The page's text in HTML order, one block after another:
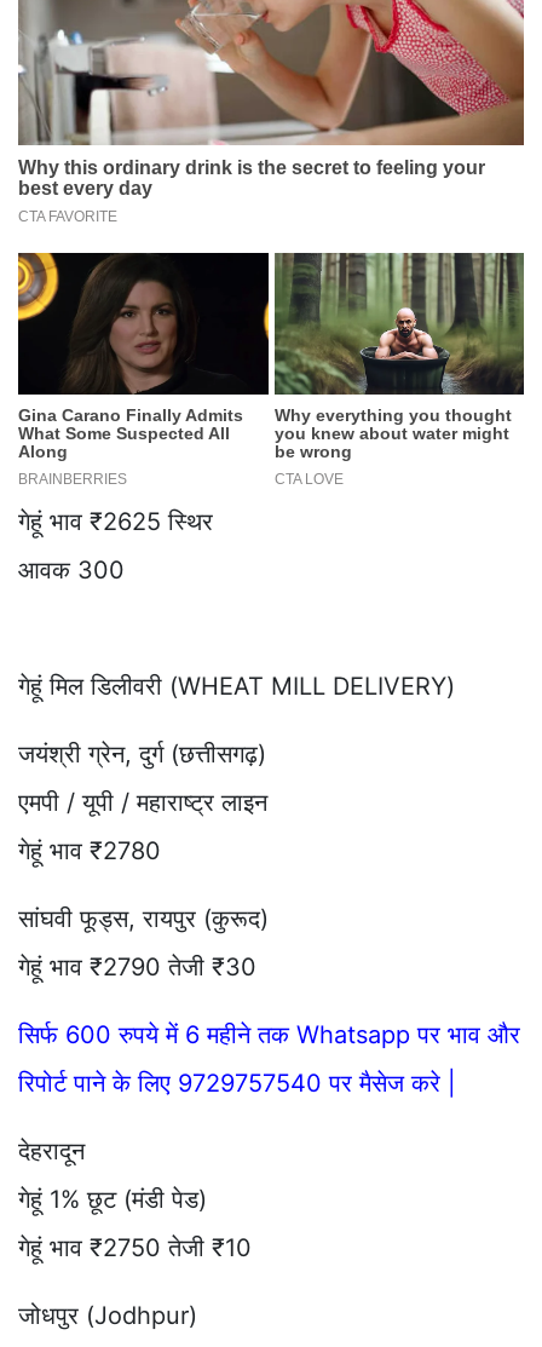
गेहूं भाव ₹2625 स्थिर
आवक 300
गेहूं मिल डिलीवरी (WHEAT MILL DELIVERY)
जयंश्री ग्रेन, दुर्ग (छत्तीसगढ़)
एमपी / यूपी / महाराष्ट्र लाइन
गेहूं भाव ₹2780
सांघवी फूड्स, रायपुर (कुरूद)
गेहूं भाव ₹2790 तेजी ₹30
सिर्फ 600 रुपये में 6 महीने तक Whatsapp पर भाव और
रिपोर्ट पाने के लिए 9729757540 पर मैसेज करे |
देहरादून
गेहूं 1% छूट (मंडी पेड)
गेहूं भाव ₹2750 तेजी ₹10
जोधपुर (Jodhpur)